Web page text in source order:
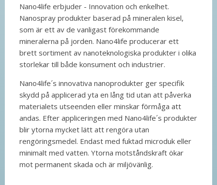
Nano4life erbjuder - Innovation och enkelhet.
Nanospray produkter baserad på mineralen kisel,
som är ett av de vanligast förekommande
mineralerna på jorden. Nano4life producerar ett
brett sortiment av nanoteknologiska produkter i olika
storlekar till både konsument och industrier.
Nano4life´s innovativa nanoprodukter ger specifik
skydd på applicerad yta en lång tid utan att påverka
materialets utseenden eller minskar förmåga att
andas. Efter appliceringen med Nano4life´s produkter
blir ytorna mycket lätt att rengöra utan
rengöringsmedel. Endast med fuktad microduk eller
minimalt med vatten. Ytorna motståndskraft ökar
mot permanent skada och är miljövänlig.